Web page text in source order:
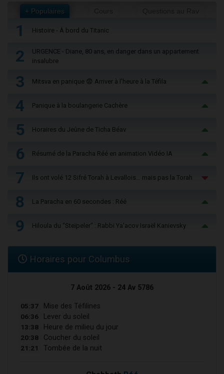
+ Populaires
1 Histoire - À bord du Titanic
2
URGENCE - Diane, 80 ans, en danger dans un appartement
insalubre
3 Mitsva en panique 😨 Arriver à l'heure à la Téfila
4 Panique à la boulangerie Cachère
5 Horaires du Jeûne de Ticha Béav
6 Résumé de la Paracha Réé en animation Vidéo IA
7 Ils ont volé 12 Sifré Torah à Levallois… mais pas la Torah
8 La Paracha en 60 secondes : Réé
9 Hiloula du "Steïpeler" : Rabbi Ya’acov Israël Kanievsky
Horaires pour Columbus
7 Août 2026 - 24 Av 5786
05:37 Mise des Téfilines
06:36 Lever du soleil
13:38 Heure de milieu du jour
20:38 Coucher du soleil
21:21 Tombée de la nuit